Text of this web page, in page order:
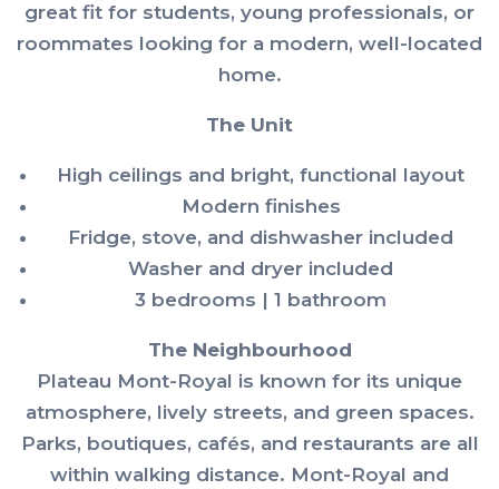
great fit for students, young professionals, or
roommates looking for a modern, well-located
home.
The Unit
High ceilings and bright, functional layout
Modern finishes
Fridge, stove, and dishwasher included
Washer and dryer included
3 bedrooms | 1 bathroom
The Neighbourhood
Plateau Mont-Royal is known for its unique
atmosphere, lively streets, and green spaces.
Parks, boutiques, cafés, and restaurants are all
within walking distance. Mont-Royal and